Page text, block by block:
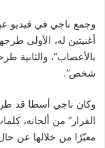
وجمع ناجي في فيديو
شخص”.
وكان ناجي أسطا قد
القرار” من ألحانه،
معبّرًا من خلالها عن حال